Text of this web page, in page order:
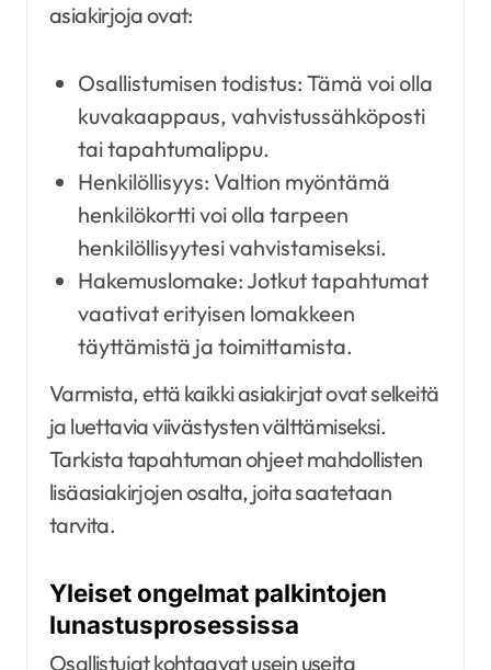
asiakirjoja ovat:
Osallistumisen todistus: Tämä voi olla
kuvakaappaus, vahvistussähköposti
tai tapahtumalippu.
Henkilöllisyys: Valtion myöntämä
henkilökortti voi olla tarpeen
henkilöllisyytesi vahvistamiseksi.
Hakemuslomake: Jotkut tapahtumat
vaativat erityisen lomakkeen
täyttämistä ja toimittamista.
Varmista, että kaikki asiakirjat ovat selkeitä
ja luettavia viivästysten välttämiseksi.
Tarkista tapahtuman ohjeet mahdollisten
lisäasiakirjojen osalta, joita saatetaan
tarvita.
Yleiset ongelmat palkintojen
lunastusprosessissa
Osallistujat kohtaavat usein useita